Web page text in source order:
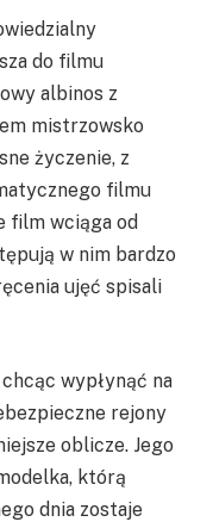
do filmu
albinos z
mistrzowsko
życzenie, z
filmu
film wciąga od
w nim bardzo
ujęć spisali
wypłynąć na
rejony
oblicze. Jego
którą
dnia zostaje